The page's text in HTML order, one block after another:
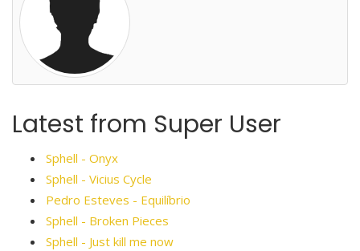
Latest from Super User
Sphell - Onyx
Sphell - Vicius Cycle
Pedro Esteves - Equilíbrio
Sphell - Broken Pieces
Sphell - Just kill me now